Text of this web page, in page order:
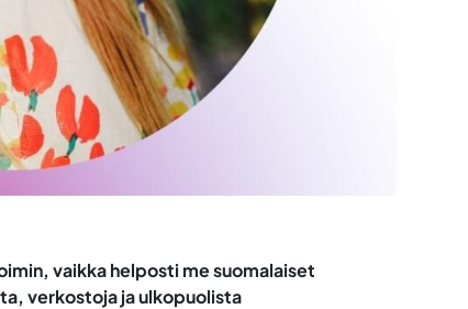
vaikka helposti me suomalaiset
verkostoja ja ulkopuolista